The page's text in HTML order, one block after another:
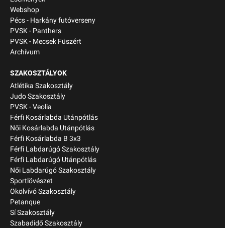
Webshop
Pécs - Harkány futóverseny
PVSK - Panthers
PVSK - Mecsek Füszért
Archívum
SZAKOSZTÁLYOK
Atlétika Szakosztály
Judo Szakosztály
PVSK - Veolia
Férfi Kosárlabda Utánpótlás
Női Kosárlabda Utánpótlás
Férfi Kosárlabda B 3x3
Férfi Labdarúgó Szakosztály
Férfi Labdarúgó Utánpótlás
Női Labdarúgó Szakosztály
Sportlövészet
Ökölvívó Szakosztály
Petanque
Sí Szakosztály
Szabadidő Szakosztály